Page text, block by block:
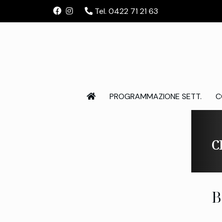
Tel. 0422 71 21 63
PROGRAMMAZIONE SETT.